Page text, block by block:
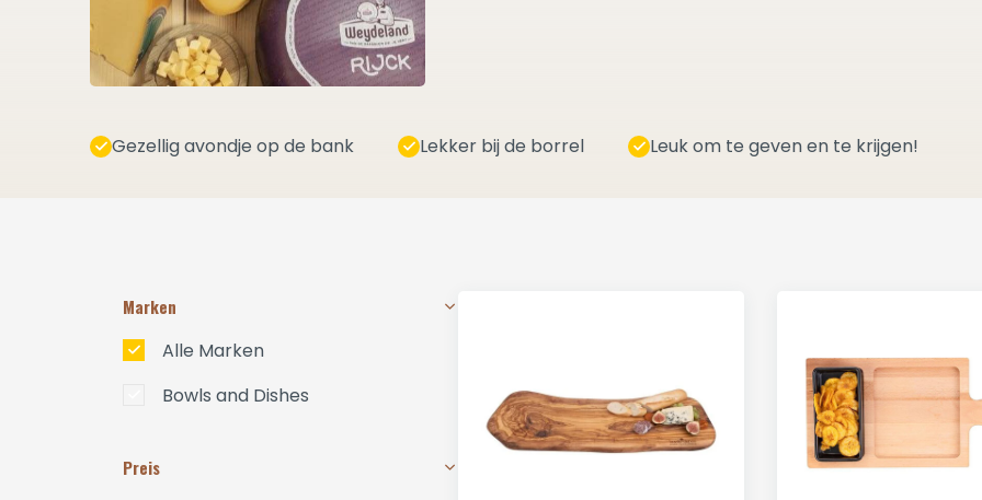
Gezellig avondje op de bank Lekker bij de borrel Leuk om te geven en te krijgen!
Marken
Alle Marken
Bowls and Dishes
Preis